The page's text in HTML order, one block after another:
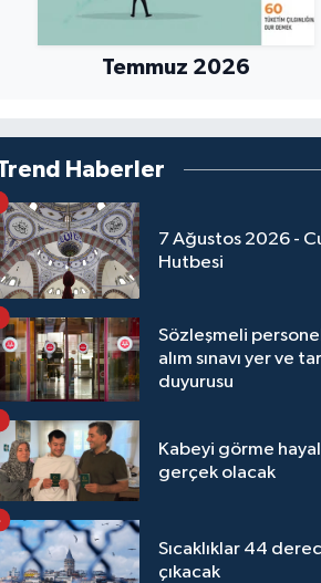
Temmuz 2026
Haberler
7 Ağustos 2026 -
Hutbesi
Sözleşmeli
alım sınavı yer ve
duyurusu
Kabeyi görme
gerçek olacak
Sıcaklıklar 44
çıkacak